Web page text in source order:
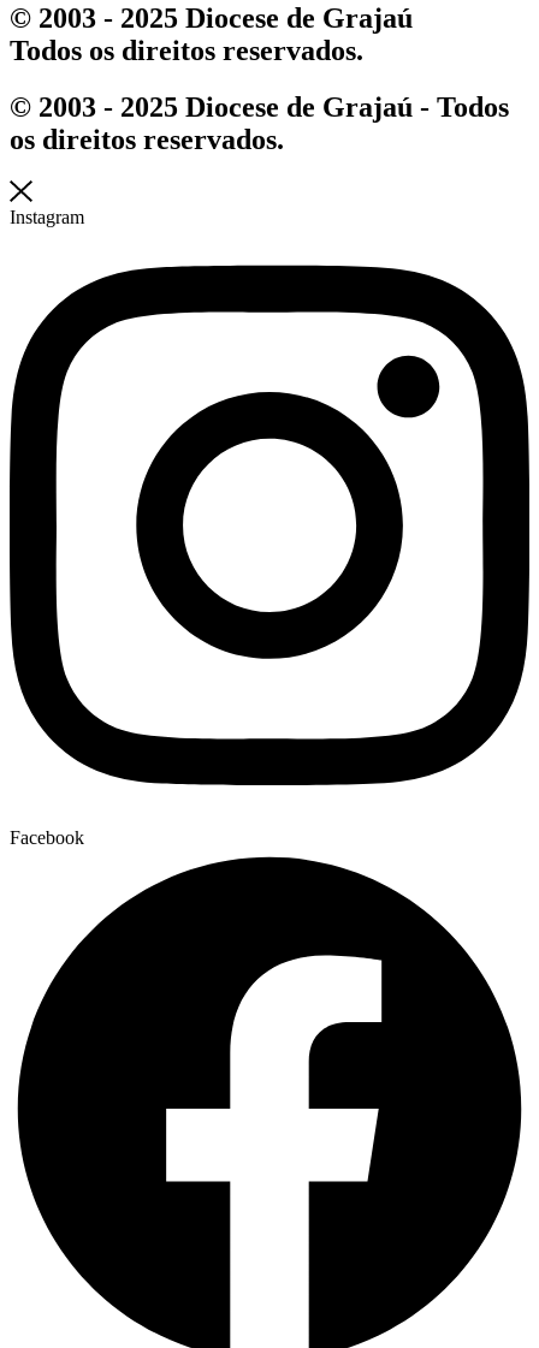
© 2003 - 2025 Diocese de Grajaú
Todos os direitos reservados.
© 2003 - 2025 Diocese de Grajaú - Todos
os direitos reservados.
Instagram
Facebook